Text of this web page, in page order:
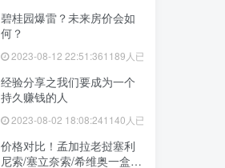
碧桂园爆雷？未来房价会如
何？
2023-08-12 22:51:361189人已阅读
经验分享之我们要成为一个
持久赚钱的人
2023-08-02 18:08:241140人已阅读
价格对比！孟加拉老挝塞利
尼索/塞立奈索/希维奥一盒价